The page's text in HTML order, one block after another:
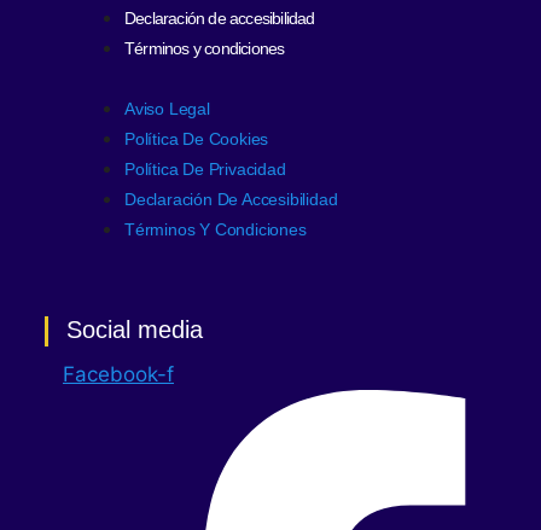
Declaración de accesibilidad
Términos y condiciones
Aviso Legal
Política De Cookies
Política De Privacidad
Declaración De Accesibilidad
Términos Y Condiciones
Social media
Facebook-f